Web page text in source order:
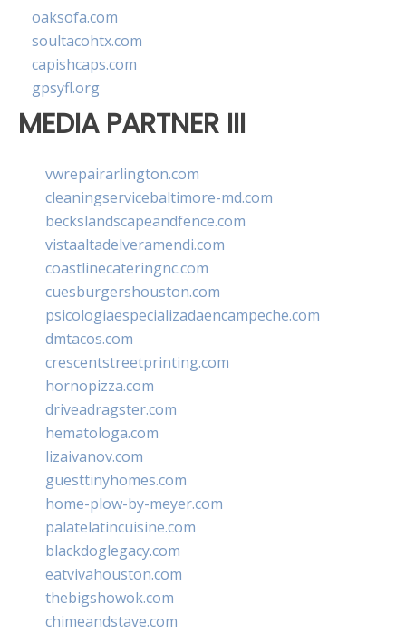
oaksofa.com
soultacohtx.com
capishcaps.com
gpsyfl.org
MEDIA PARTNER III
vwrepairarlington.com
cleaningservicebaltimore-md.com
beckslandscapeandfence.com
vistaaltadelveramendi.com
coastlinecateringnc.com
cuesburgershouston.com
psicologiaespecializadaencampeche.com
dmtacos.com
crescentstreetprinting.com
hornopizza.com
driveadragster.com
hematologa.com
lizaivanov.com
guesttinyhomes.com
home-plow-by-meyer.com
palatelatincuisine.com
blackdoglegacy.com
eatvivahouston.com
thebigshowok.com
chimeandstave.com